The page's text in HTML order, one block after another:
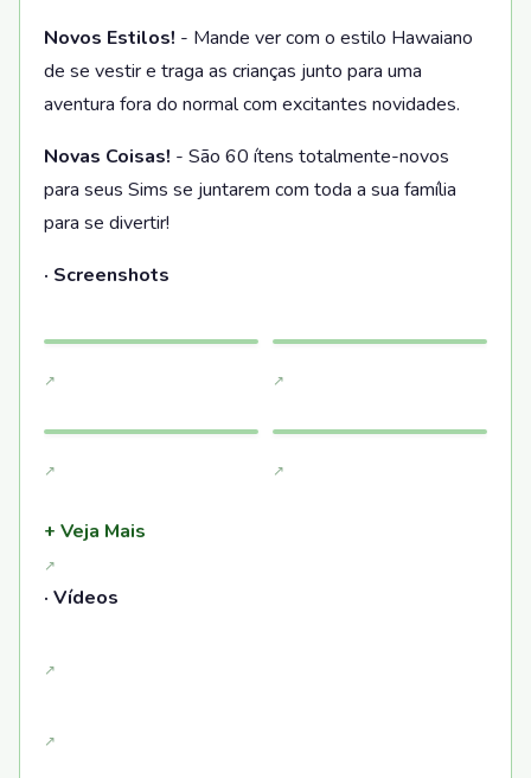
Novos Estilos! - Mande ver com o estilo Hawaiano
de se vestir e traga as crianças junto para uma
aventura fora do normal com excitantes novidades.
Novas Coisas! - São 60 ítens totalmente-novos
para seus Sims se juntarem com toda a sua família
para se divertir!
· Screenshots
+ Veja Mais
· Vídeos